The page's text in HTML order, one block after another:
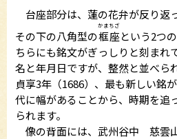
台座部分は、蓮の花弁が反り返
その下の八角型の框座
かまちざ
という2つ
ちらにも銘文がぎっしりと刻まれ
名と年月日ですが、整然と並べら
貞享3年（1686）、最も新しい銘
代に幅があることから、時期を追
られます。
像の背面には、武州谷中 慈雲